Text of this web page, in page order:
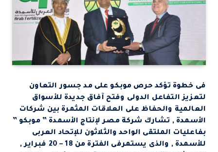
فى خطوة تؤكد حرص موبكو على مد جسور التعاون
لتعزيز التفاعل الدولى وفتح آفاق جديدة للأسواق
العالمية والحفاظ على العلاقات المثمرة بين شركات
الأسمدة , تشارك شركة مصر لإنتاج الأسمدة ” موبكو ”
بفاعليات الملتقى الواحد والثلاثون للإتحاد العربى
للأسمدة , والذى يستمرفى الفترة من 18 – 20 فبراير ,